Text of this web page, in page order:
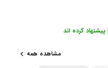
مشاهده همه